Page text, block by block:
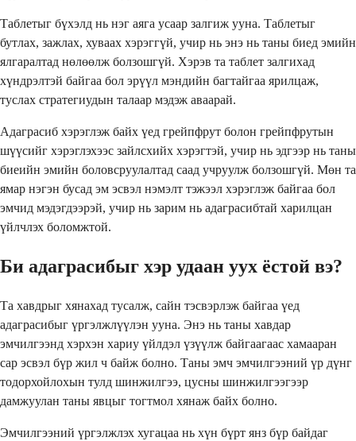
Таблетыг бүхэлд нь нэг аяга усаар залгиж ууна. Таблетыг
бутлах, зажлах, хуваах хэрэггүй, учир нь энэ нь таны биед эмийн
ялгаралтад нөлөөлж болзошгүй. Хэрэв та таблет залгихад
хүндрэлтэй байгаа бол эрүүл мэндийн багтайгаа ярилцаж,
туслах стратегиудын талаар мэдэж аваарай.
Адаграсиб хэрэглэж байх үед грейпфрут болон грейпфрутын
шүүсийг хэрэглэхээс зайлсхийх хэрэгтэй, учир нь эдгээр нь таны
биеийн эмийн боловсруулалтад саад учруулж болзошгүй. Мөн та
ямар нэгэн бусад эм эсвэл нэмэлт тэжээл хэрэглэж байгаа бол
эмчид мэдэгдээрэй, учир нь зарим нь адаграсибтай харилцан
үйлчлэх боломжтой.
Би адаграсибыг хэр удаан уух ёстой вэ?
Та хавдрыг хянахад тусалж, сайн тэсвэрлэж байгаа үед
адаграсибыг үргэлжлүүлэн ууна. Энэ нь таны хавдар
эмчилгээнд хэрхэн хариу үйлдэл үзүүлж байгаагаас хамааран
сар эсвэл бүр жил ч байж болно. Таны эмч эмчилгээний үр дүнг
тодорхойлохын тулд шинжилгээ, цусны шинжилгээгээр
дамжуулан таны явцыг тогтмол хянаж байх болно.
Эмчилгээний үргэлжлэх хугацаа нь хүн бүрт янз бүр байдаг